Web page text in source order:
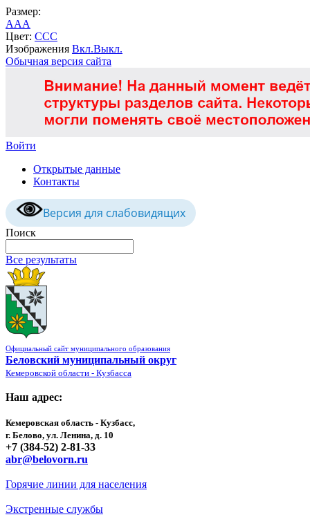
Размер:
AAA
Цвет: CCC
Изображения Вкл.Выкл.
Обычная версия сайта
Войти
Открытые данные
Контакты
Версия для слабовидящих
Поиск
Все результаты
Официальный сайт муниципального образования
Беловский муниципальный округ
Кемеровской области - Кузбасса
Наш адрес:
Кемеровская область - Кузбасс,
г. Белово, ул. Ленина, д. 10
+7 (384-52) 2-81-33
abr@belovorn.ru
Горячие линии для населения
Экстренные службы